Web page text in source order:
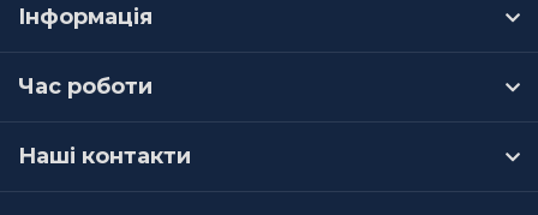
Інформація
Час роботи
Наші контакти